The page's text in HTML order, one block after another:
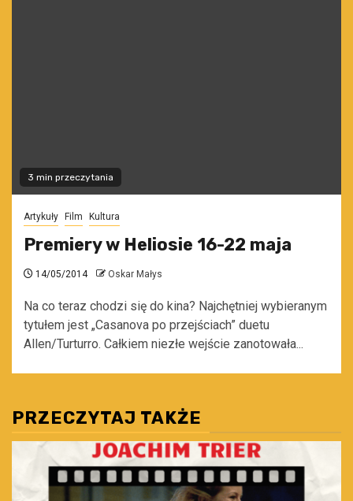
3 min przeczytania
Artykuły Film Kultura
Premiery w Heliosie 16-22 maja
14/05/2014 Oskar Małys
Na co teraz chodzi się do kina? Najchętniej wybieranym
tytułem jest „Casanova po przejściach” duetu
Allen/Turturro. Całkiem niezłe wejście zanotowała...
PRZECZYTAJ TAKŻE